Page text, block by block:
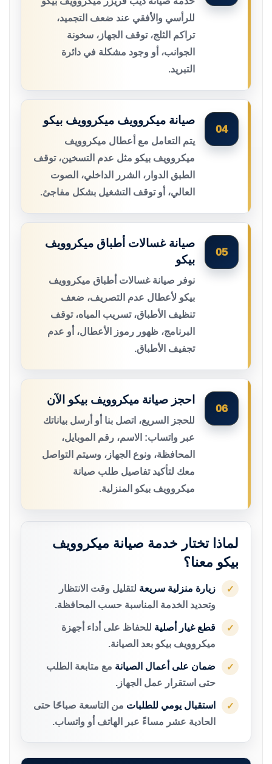
للرأسي والأفقي عند ضعف التجميد،
تراكم الثلج، توقف الجهاز، سخونة
الجوانب، أو وجود مشكلة في دائرة
التبريد.
04
صيانة ميكروويف ميكروويف بيكو
يتم التعامل مع أعطال ميكروويف
ميكروويف بيكو مثل عدم التسخين، توقف
الطبق الدوار، الشرر الداخلي، الصوت
العالي، أو توقف التشغيل بشكل مفاجئ.
05
صيانة غسالات أطباق ميكروويف
بيكو
نوفر صيانة غسالات أطباق ميكروويف
بيكو لأعطال عدم التصريف، ضعف
تنظيف الأطباق، تسريب المياه، توقف
البرنامج، ظهور رموز الأعطال، أو عدم
تجفيف الأطباق.
06
احجز صيانة ميكروويف بيكو الآن
للحجز السريع، اتصل بنا أو أرسل بياناتك
عبر واتساب: الاسم، رقم الموبايل،
المحافظة، ونوع الجهاز، وسيتم التواصل
معك لتأكيد تفاصيل طلب صيانة
ميكروويف بيكو المنزلية.
لماذا تختار خدمة صيانة ميكروويف
بيكو معنا؟
✓ زيارة منزلية سريعة لتقليل وقت الانتظار
وتحديد الخدمة المناسبة حسب المحافظة.
✓ قطع غيار أصلية للحفاظ على أداء أجهزة
ميكروويف بيكو بعد الصيانة.
✓ ضمان على أعمال الصيانة مع متابعة الطلب
حتى استقرار عمل الجهاز.
✓ استقبال يومي للطلبات من التاسعة صباحًا حتى
الحادية عشر مساءً عبر الهاتف أو واتساب.